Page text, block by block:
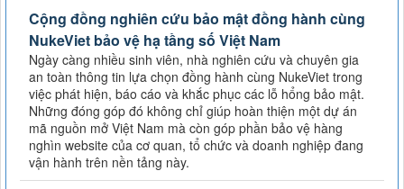
Cộng đồng nghiên cứu bảo mật đồng hành cùng
NukeViet bảo vệ hạ tầng số Việt Nam
Ngày càng nhiều sinh viên, nhà nghiên cứu và chuyên gia
an toàn thông tin lựa chọn đồng hành cùng NukeViet trong
việc phát hiện, báo cáo và khắc phục các lỗ hổng bảo mật.
Những đóng góp đó không chỉ giúp hoàn thiện một dự án
mã nguồn mở Việt Nam mà còn góp phần bảo vệ hàng
nghìn website của cơ quan, tổ chức và doanh nghiệp đang
vận hành trên nền tảng này.